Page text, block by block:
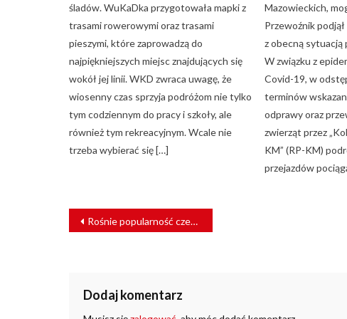
śladów. WuKaDka przygotowała mapki z
trasami rowerowymi oraz trasami
pieszymi, które zaprowadzą do
najpiękniejszych miejsc znajdujących się
wokół jej linii. WKD zwraca uwagę, że
wiosenny czas sprzyja podróżom nie tylko
tym codziennym do pracy i szkoły, ale
również tym rekreacyjnym. Wcale nie
trzeba wybierać się […]
Mazowieckich,
Przewoźnik
z obecną sytuacją
W związku z
Covid-19, w
terminów
odprawy oraz
zwierząt przez
KM” (RP-KM)
przejazdów
NAWIGACJA
WPISU
Rośnie popularność czeskich kolei
Dodaj komentarz